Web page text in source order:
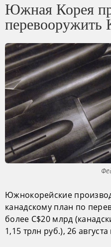
Южная Корея
перевооружить
Южнокорейские
канадскому план по
более C$20 млрд
1,15 трлн руб.), 26 августа